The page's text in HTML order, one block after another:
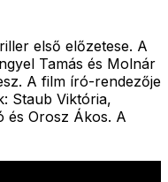
első előzetese. A
Tamás és Molnár
A film író-rendezője
Staub Viktória,
és Orosz Ákos. A